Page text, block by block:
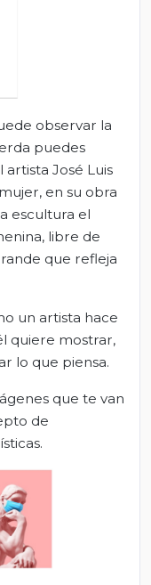
observar la
puedes
José Luis
en su obra
escultura el
libre de
que refleja
un artista hace
quiere mostrar,
lo que piensa.
que te van
de